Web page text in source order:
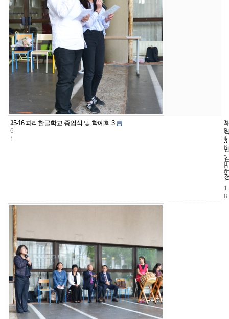
2
6
1
15-16 파리한글학교 종업식 및 학예회 3
3
3
5
2
0
1
6
-
0
6
-
1
8